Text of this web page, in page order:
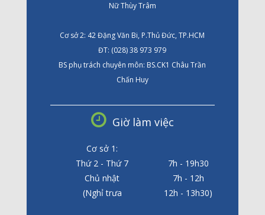
Nữ Thùy Trâm
Cơ sở 2: 42 Đặng Văn Bi, P.Thủ Đức, TP.HCM
ĐT: (028) 38 973 979
BS phụ trách chuyên môn: BS.CK1 Châu Trần
Chấn Huy
Giờ làm việc
Cơ sở 1:
Thứ 2 - Thứ 7
7h - 19h30
Chủ nhật
7h - 12h
(Nghỉ trưa
12h - 13h30)